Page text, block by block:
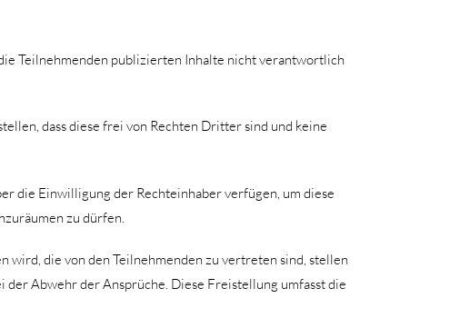
Teilnehmenden publizierten Inhalte nicht verantwortlich
dass diese frei von Rechten Dritter sind und keine
die Einwilligung der Rechteinhaber verfügen, um diese
zu dürfen.
wird, die von den Teilnehmenden zu vertreten sind, stellen
Abwehr der Ansprüche. Diese Freistellung umfasst die